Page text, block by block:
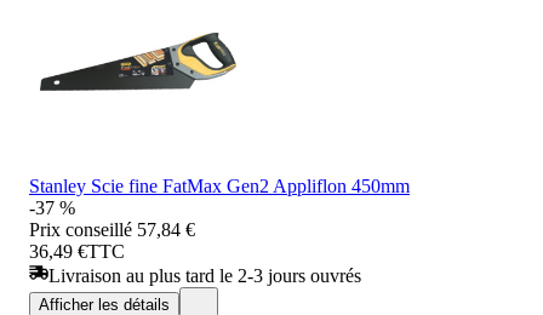
Stanley Scie fine FatMax Gen2 Appliflon 450mm
-37 %
Prix conseillé 57,84 €
36,49 €TTC
Livraison au plus tard le 2-3 jours ouvrés
Afficher les détails